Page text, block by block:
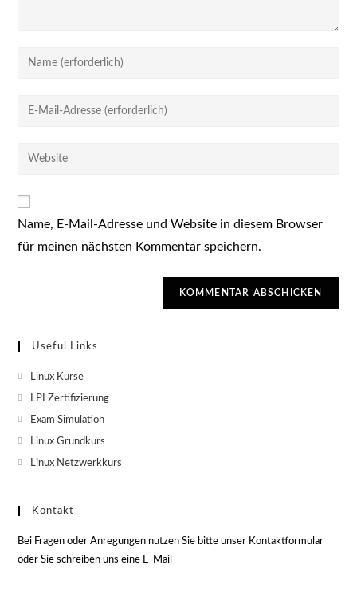
Gib
oder
zum
ein
Gib
Mail-
Kommentieren
ein
Gib
URL
ein
(optional)
Name, E-Mail-Adresse und Website in diesem Browser
für meinen nächsten Kommentar speichern.
Useful Links
Linux Kurse
LPI Zertifizierung
Exam Simulation
Linux Grundkurs
Linux Netzwerkkurs
Kontakt
Bei Fragen oder Anregungen nutzen Sie bitte unser Kontaktformular
oder Sie schreiben uns eine E-Mail